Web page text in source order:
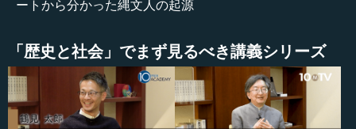
男と女も違うし、性格も違います。わずか0....
ートから分かった縄文人の起源
「歴史と社会」でまず見るべき講義シリーズ